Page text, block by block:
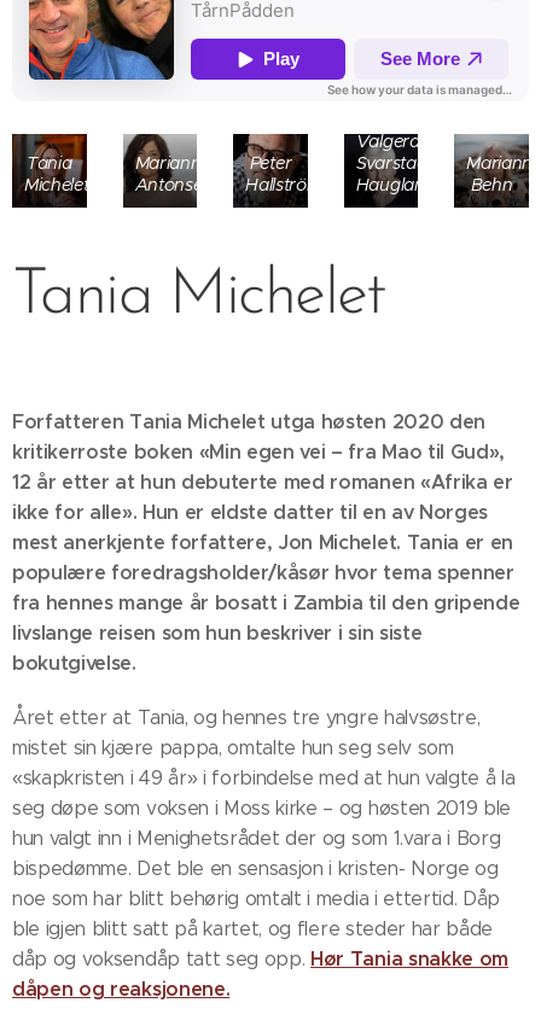
Tania
Michelet
Marianne
Antonsen
Peter
Hallström
Valgerd
Svarstad
Haugland
Marianne
Behn
Tania Michelet
Forfatteren Tania Michelet utga høsten 2020 den
kritikerroste boken «Min egen vei – fra Mao til Gud»,
12 år etter at hun debuterte med romanen «Afrika er
ikke for alle». Hun er eldste datter til en av Norges
mest anerkjente forfattere, Jon Michelet. Tania er en
populære foredragsholder/kåsør hvor tema spenner
fra hennes mange år bosatt i Zambia til den gripende
livslange reisen som hun beskriver i sin siste
bokutgivelse.
Året etter at Tania, og hennes tre yngre halvsøstre,
mistet sin kjære pappa, omtalte hun seg selv som
«skapkristen i 49 år» i forbindelse med at hun valgte å la
seg døpe som voksen i Moss kirke – og høsten 2019 ble
hun valgt inn i Menighetsrådet der og som 1.vara i Borg
bispedømme. Det ble en sensasjon i kristen- Norge og
noe som har blitt behørig omtalt i media i ettertid. Dåp
ble igjen blitt satt på kartet, og flere steder har både
dåp og voksendåp tatt seg opp. Hør Tania snakke om
dåpen og reaksjonene.